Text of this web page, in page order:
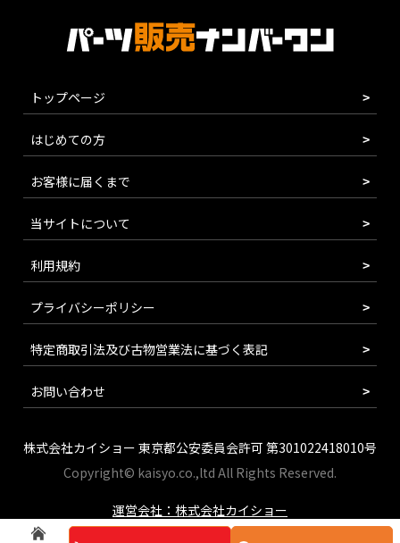
トップページ
はじめての方
お客様に届くまで
当サイトについて
利用規約
プライバシーポリシー
特定商取引法及び古物営業法に基づく表記
お問い合わせ
株式会社カイショー 東京都公安委員会許可 第301022418010号
Copyright© kaisyo.co.,ltd All Rights Reserved.
運営会社：株式会社カイショー